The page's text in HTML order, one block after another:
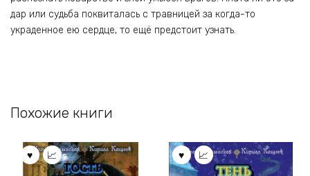
дар или судьба поквиталась с травницей за когда-то
украденное ею сердце, то ещё предстоит узнать.
Похожие книги